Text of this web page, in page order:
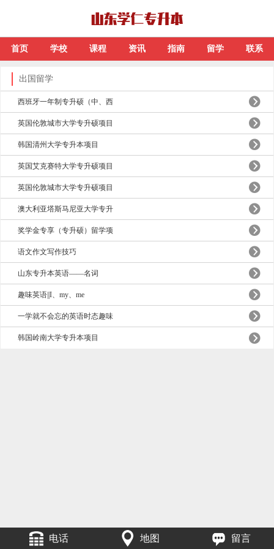
首页 学校 课程 资讯 指南 留学 联系
出国留学
西班牙一年制专升硕（中、西
英国伦敦城市大学专升硕项目
韩国清州大学专升本项目
英国艾克赛特大学专升硕项目
英国伦敦城市大学专升硕项目
澳大利亚塔斯马尼亚大学专升
奖学金专享（专升硕）留学项
语文作文写作技巧
山东专升本英语——名词
趣味英语||I、my、me
一学就不会忘的英语时态趣味
韩国岭南大学专升本项目
电话 地图 留言